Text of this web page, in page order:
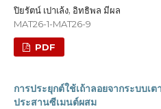
ปิยรัตน์ เปาเล้ง, อิทธิพล มีผล
MAT26-1-MAT26-9
PDF
การประยุกต์ใช้เถ้าลอยจากระบบเ
ประสานซีเมนต์ผสม